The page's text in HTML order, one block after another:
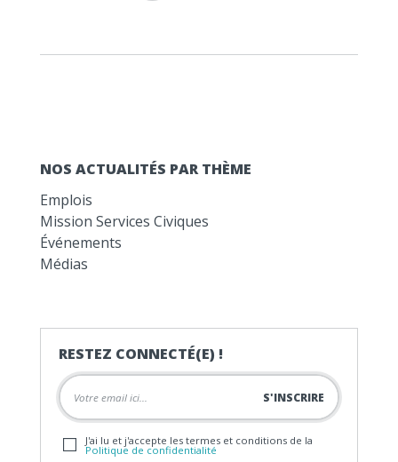
NOS ACTUALITÉS PAR THÈME
Emplois
Mission Services Civiques
Événements
Médias
RESTEZ CONNECTÉ(E) !
J'ai lu et j'accepte les termes et conditions de la
Politique de confidentialité